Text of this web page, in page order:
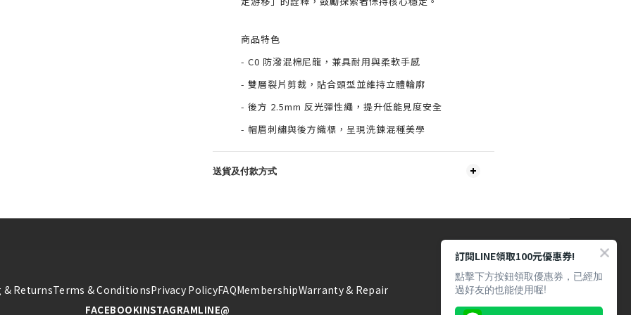
商品特色
- C0 防潑混棉尼龍，兼具耐用與柔軟手感
- 雙層裂片剪裁，貼合頭型並維持立體輪廓
- 後方 2.5mm 反光彈性繩，提升低能見度安全
- 帽眉刺繡與後方織標，呈現洗鍊混種美學
送貨及付款方式
ReturnsTerms & ConditionsPrivacy PolicyFAQMembershipWarranty & Repair
FACEBOOKINSTAGRAMLINE@
訂閱LINE領取100元優惠券!
點擊下方按鈕領取優惠券，已經加
過好友的也能使用喔!